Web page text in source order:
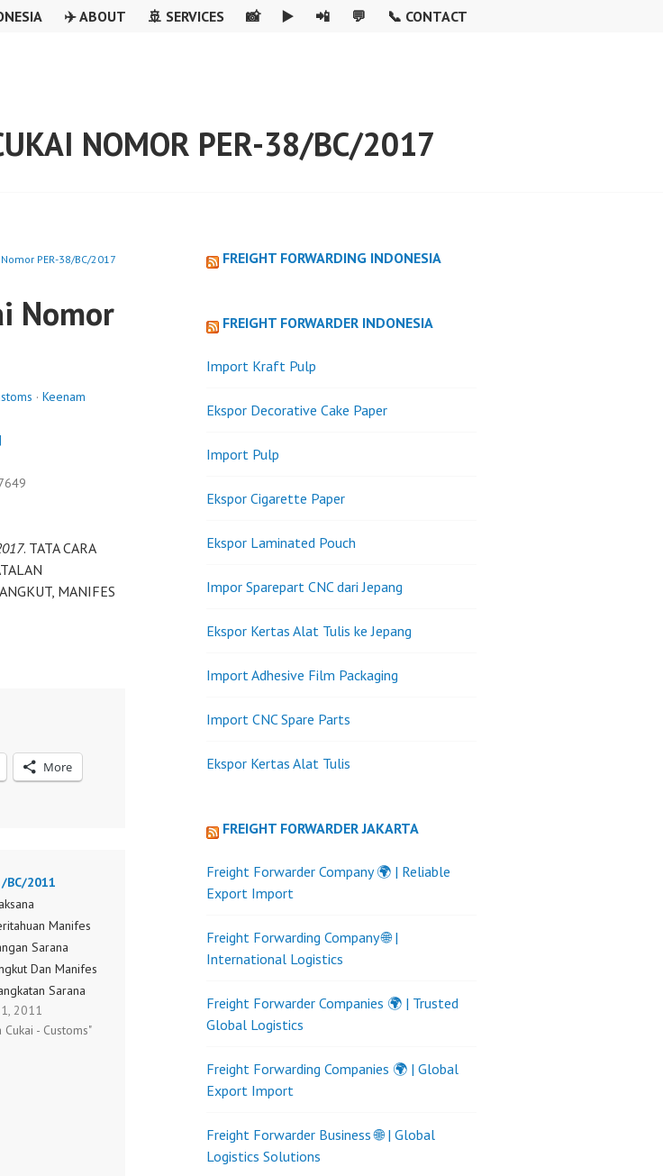
✈️ ABOUT 🚢 SERVICES 📸 ▶️ 📲 💬 📞 CONTACT
NOMOR PER-38/BC/2017
PER-38/BC/2017
Nomor
· Keenam
. TATA CARA
MANIFES
More
/BC/2011
Manifes
Sarana
Dan Manifes
Sarana
Dalam
Pengangkutan
2011
Cukai - Customs"
FREIGHT FORWARDING INDONESIA
FREIGHT FORWARDER INDONESIA
Import Kraft Pulp
Ekspor Decorative Cake Paper
Import Pulp
Ekspor Cigarette Paper
Ekspor Laminated Pouch
Impor Sparepart CNC dari Jepang
Ekspor Kertas Alat Tulis ke Jepang
Import Adhesive Film Packaging
Import CNC Spare Parts
Ekspor Kertas Alat Tulis
FREIGHT FORWARDER JAKARTA
Freight Forwarder Company 🌍 | Reliable
Export Import
Freight Forwarding Company 🌐 |
International Logistics
Freight Forwarder Companies 🌍 | Trusted
Global Logistics
Freight Forwarding Companies 🌍 | Global
Export Import
Freight Forwarder Business 🌐 | Global
Logistics Solutions